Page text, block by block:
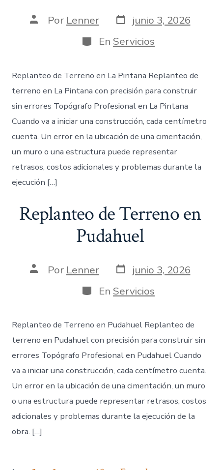
AutorPor Lenner Fecha
de
publicación
junio 3, 2026
Categorías
En Servicios
Replanteo de Terreno en La Pintana Replanteo de
terreno en La Pintana con precisión para construir
sin errores Topógrafo Profesional en La Pintana
Cuando va a iniciar una construcción, cada centímetro
cuenta. Un error en la ubicación de una cimentación,
un muro o una estructura puede representar
retrasos, costos adicionales y problemas durante la
ejecución […]
Replanteo de Terreno en
Pudahuel
AutorPor Lenner Fecha
de
publicación
junio 3, 2026
Categorías
En Servicios
Replanteo de Terreno en Pudahuel Replanteo de
terreno en Pudahuel con precisión para construir sin
errores Topógrafo Profesional en Pudahuel Cuando
va a iniciar una construcción, cada centímetro cuenta.
Un error en la ubicación de una cimentación, un muro
o una estructura puede representar retrasos, costos
adicionales y problemas durante la ejecución de la
obra. […]